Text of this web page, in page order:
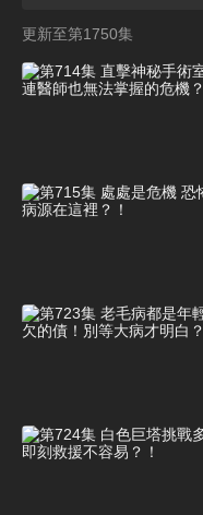
更新至第1750集